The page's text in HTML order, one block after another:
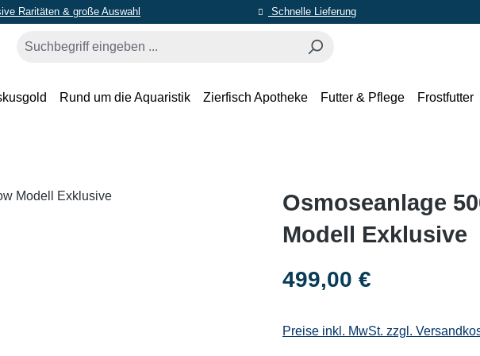
Raritäten & große Auswahl Schnelle Lieferung
Rund um die Aquaristik Zierfisch Apotheke Futter & Pflege Frostfutter
Osmoseanlage
Modell Exklusive
Regulärer Preis:
499,00 €
Preise inkl. MwSt. zzgl.